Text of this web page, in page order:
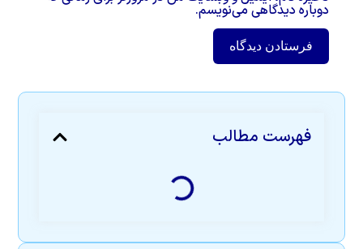
فهرست مطالب
دوباره دیدگاهی می‌نویسم.